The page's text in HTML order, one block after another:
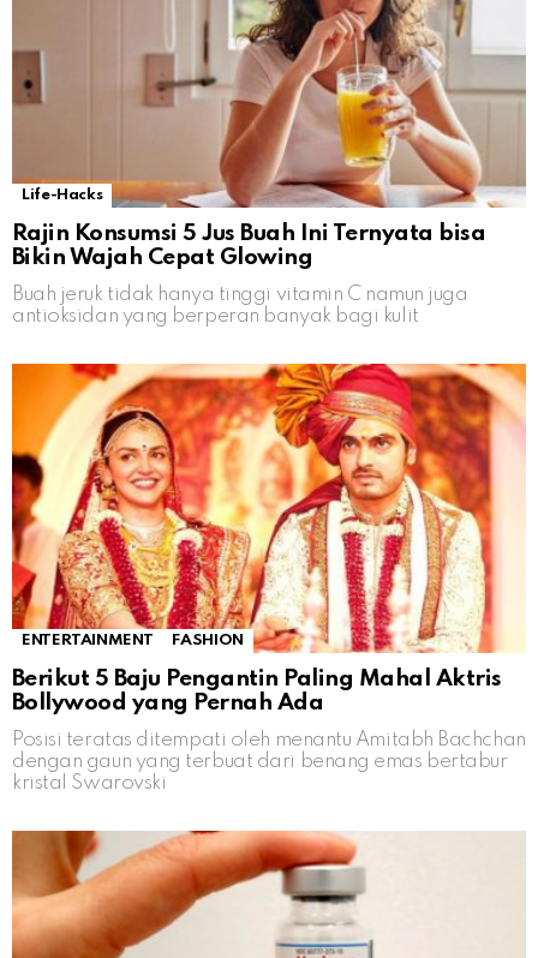
Life-Hacks
Rajin Konsumsi 5 Jus Buah Ini Ternyata bisa
Bikin Wajah Cepat Glowing
Buah jeruk tidak hanya tinggi vitamin C namun juga
antioksidan yang berperan banyak bagi kulit
ENTERTAINMENT FASHION
Berikut 5 Baju Pengantin Paling Mahal Aktris
Bollywood yang Pernah Ada
Posisi teratas ditempati oleh menantu Amitabh Bachchan
dengan gaun yang terbuat dari benang emas bertabur
kristal Swarovski